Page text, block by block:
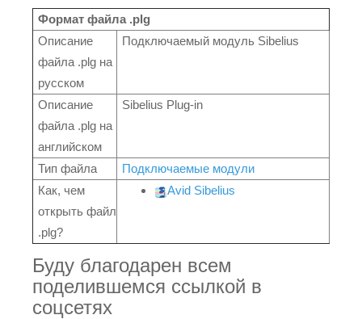
Формат файла .plg
Описание
файла .plg на
русском
Подключаемый модуль Sibelius
Описание
файла .plg на
английском
Sibelius Plug-in
Тип файла
Подключаемые модули
Как, чем
открыть файл
.plg?
Avid Sibelius
Буду благодарен всем
поделившемся ссылкой в
соцсетях